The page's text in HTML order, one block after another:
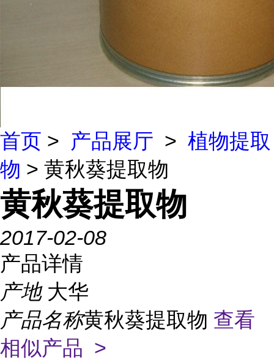
首页 > 产品展厅 > 植物提取
物 > 黄秋葵提取物
黄秋葵提取物
2017-02-08
产品详情
产地 大华
产品名称黄秋葵提取物 查看
相似产品 >